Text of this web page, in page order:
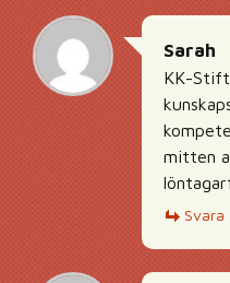
Sarah
KK-
mitten
Svara